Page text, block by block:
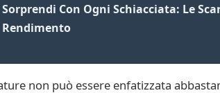
Sorprendi Con Ogni Schiacciata: Le
Rendimento
non può essere enfatizzata